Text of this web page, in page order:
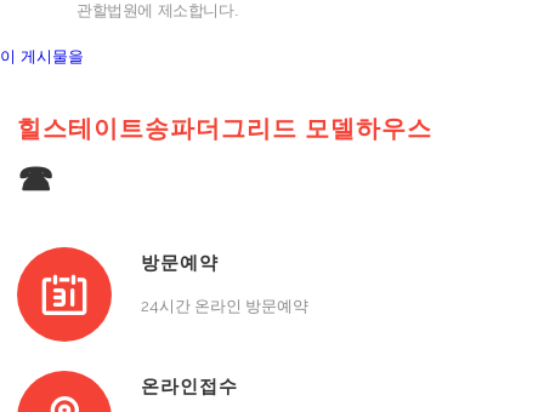
관할법원에 제소합니다.
이 게시물을
힐스테이트송파더그리드 모델하우스
☎
방문예약
24시간 온라인 방문예약
온라인접수